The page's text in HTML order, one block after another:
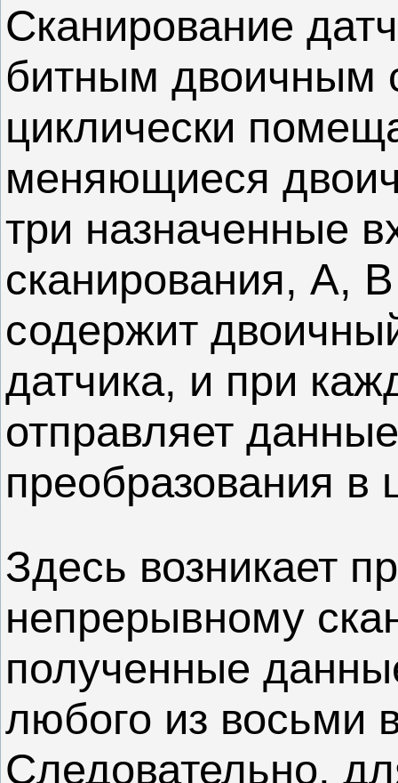
Сканирование
битным двоичным
циклически
меняющиеся
три назначенные
сканирования, A,
содержит
датчика, и при
отправляет
преобразования в
Здесь возникает
непрерывному
полученные
любого из восьми
Следовательно,